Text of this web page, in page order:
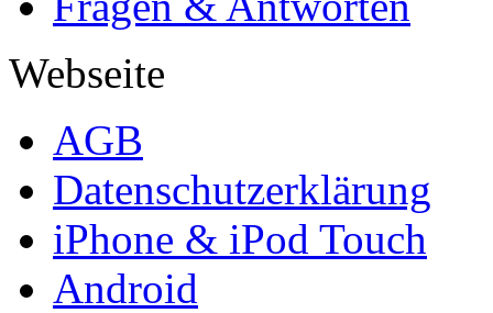
Webseite
AGB
Datenschutzerklärung
iPhone & iPod Touch
Android